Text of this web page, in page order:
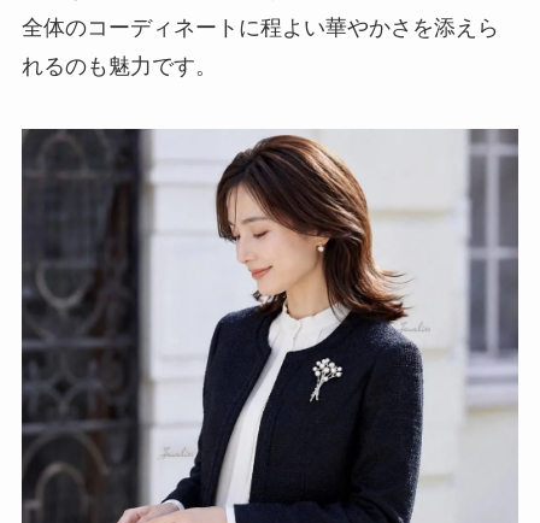
全体のコーディネートに程よい華やかさを添えら
れるのも魅力です。